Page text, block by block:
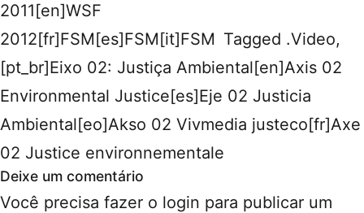
2011[en]WSF
2012[fr]FSM[es]FSM[it]FSM Tagged .Video,
[pt_br]Eixo 02: Justiça Ambiental[en]Axis 02
Environmental Justice[es]Eje 02 Justicia
Ambiental[eo]Akso 02 Vivmedia justeco[fr]Axe
02 Justice environnementale
Deixe um comentário
Você precisa fazer o login para publicar um